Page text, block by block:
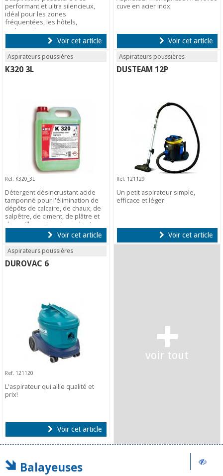
performant et ultra silencieux,
idéal pour les zones
fréquentées, les hôtels,
restaurants...
Voir cet article
cuve en acier inox.
Voir cet article
Aspirateurs poussières
K320 3L
Ref. K320_3L
Détergent désincrustant acide
tamponné pour l'élimination de
dépôts de calcaire, de chaux, de
salpêtre, de ciment, de plâtre et
de rouille sur tous les sols et
surfaces résistantes aux acides,
grès cérame, sanitaires et
robinetterie.
Voir cet article
Aspirateurs poussières
DUSTEAM 12P
Ref. 121129
Un petit aspirateur simple,
efficace et léger.
Voir cet article
Aspirateurs poussières
DUROVAC 6
Ref. 121120
L'aspirateur qui allie qualité et
prix!
Voir cet article
+
voir tout
Balayeuses